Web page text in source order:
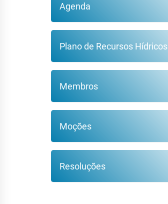
Agenda
Plano de Recursos Hídricos
Membros
Moções
Resoluções